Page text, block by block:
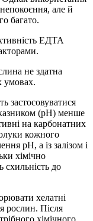
але й
багато.
ЕДТА
не здатна
умовах.
застосовуватися
(рН) менше
на карбонатних
кожного
рН, а із залізом і
хімічно
схильність до
хелатні
рослин. Після
хімічного